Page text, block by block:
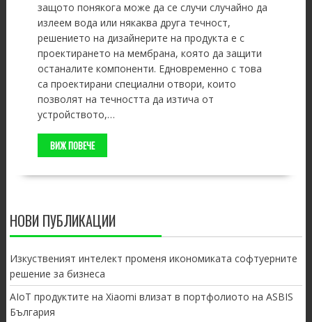
защото понякога може да се случи случайно да
излеем вода или някаква друга течност,
решението на дизайнерите на продукта е с
проектирането на мембрана, която да защити
останалите компоненти. Едновременно с това
са проектирани специални отвори, които
позволят на течността да изтича от
устройството,…
ВИЖ ПОВЕЧЕ
НОВИ ПУБЛИКАЦИИ
Изкуственият интелект променя икономиката софтуерните
решение за бизнеса
AIoT продуктите на Xiaomi влизат в портфолиото на ASBIS
България